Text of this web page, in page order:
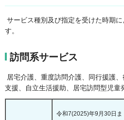
サービス種別及び指定を受けた時期
す。
訪問系サービス
居宅介護、重度訪問介護、同行援護
支援、自立生活援助、居宅訪問型児童
令和7(2025)年9月30日ま